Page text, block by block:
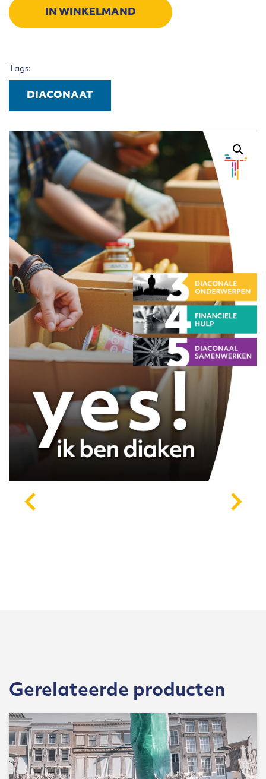
en
5
IN WINKELMAND
Tags:
DIACONAAT
Gerelateerde producten